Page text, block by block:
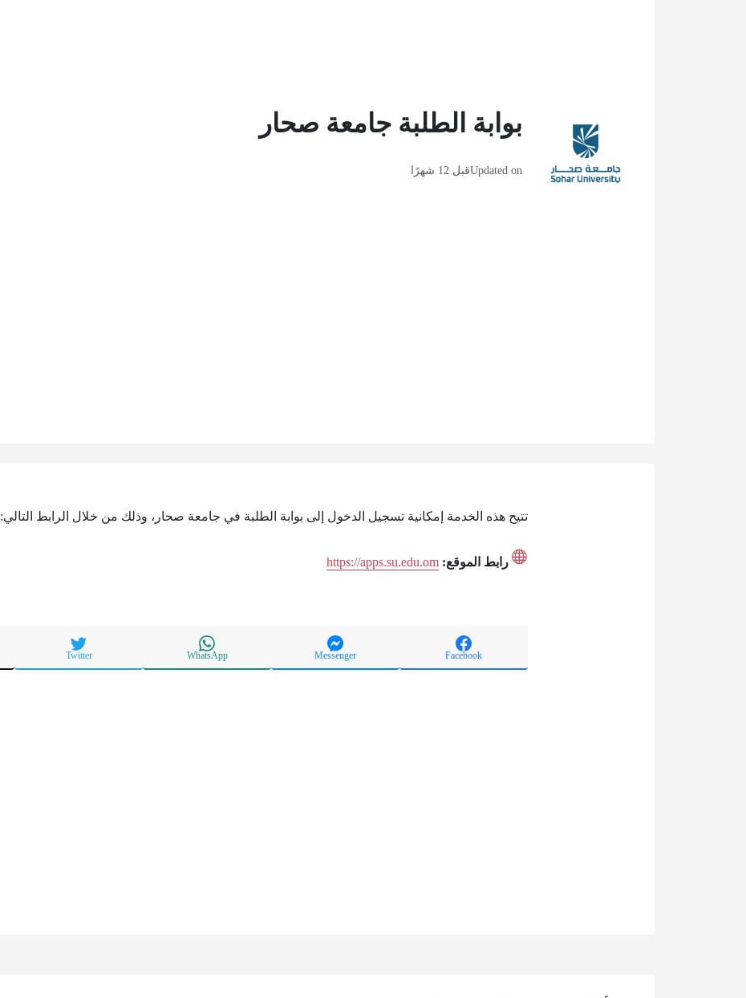
بوابة الطلبة جامعة صحار
Updated onقبل 12 شهرًا
تتيح هذه الخدمة إمكانية تسجيل الدخول إلى بوابة الطلبة في جامعة صحار، وذلك من خلال الرابط التالي:
رابط الموقع: https://apps.su.edu.om
Facebook
Messenger
WhatsApp
Twitter